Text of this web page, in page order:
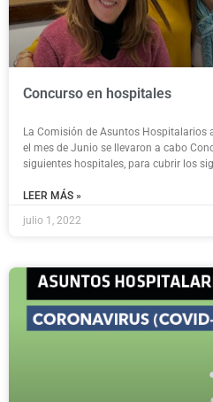
Concurso en hospitales
La Comisión de Asuntos Hospitalarios
el mes de Junio se llevaron a cabo
siguientes hospitales, para cubrir los
LEER MÁS »
julio 1, 2022